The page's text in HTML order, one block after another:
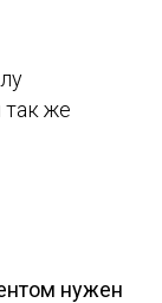
так же
нужен